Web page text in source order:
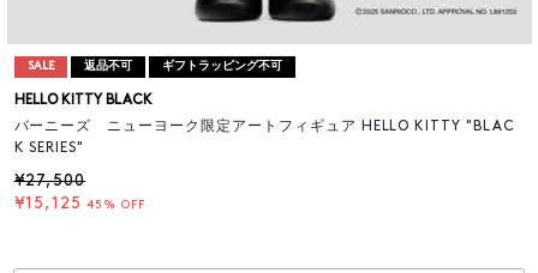
SALE 返品不可 ギフトラッピング不可
HELLO KITTY BLACK
バーニーズ ニューヨーク限定アートフィギュア HELLO KITTY "BLAC
K SERIES"
¥27,500
¥15,125 45% OFF